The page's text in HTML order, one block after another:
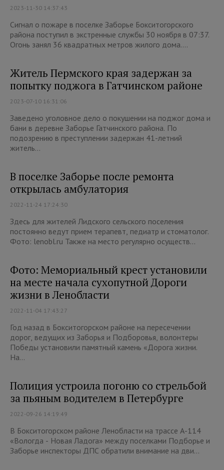
2023-11-30 14:37:43
Сигнал о пожаре в поселке Заборье Бокситогорского
района поступил в экстренные службы 30 ноября в 07:37.
Огонь занял 36 квадратных метров жилого дома....
Житель Пермского края задержан за
попытку поджога в Гатчинском районе
2023-07-10 16:31:06
Заведено уголовное дело о покушении на поджог дома и
бани в деревне Заборье Гатчинского района. По
подозрению в преступлении задержан 41-летний
житель...
В поселке Заборье после ремонта
открылась амбулатория
2022-11-24 17:24:30
Здесь для жителей Лидского сельского поселения
постоянно ведут прием терапевт, педиатр и стоматолог.
Фото: lenobl.ru Также на место регулярно осуществ...
Фото: Мемориальный крест установили
на месте начала сухопутной Дороги
жизни в Ленобласти
2022-11-04 17:43:27
Год назад в Бокситогорском районе на пересечении
дорог, ведущих из Заборья и Подборовья, волонтеры
Победы установили памятный камень «Дорога жизни.
На...
Полиция устроила погоню со стрельбой
за пьяным водителем в Петербурге
2022-09-26 14:19:49
В Бокситогорском районе Ленобласти на трассе А-114
«Вологда - Новая Ладога» между поселками Подборье и
Заборье инспекторы ДПС обратили внимание на дви...